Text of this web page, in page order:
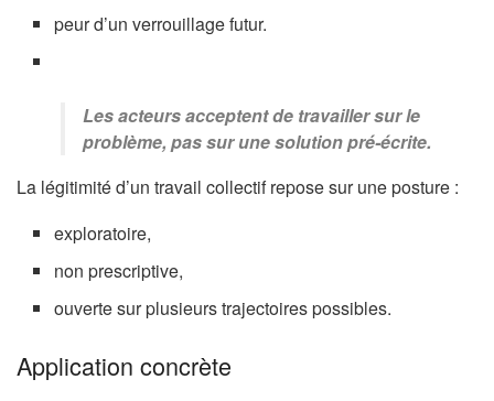
peur d’un verrouillage futur.
Les acteurs acceptent de travailler sur le
problème, pas sur une solution pré-écrite.
La légitimité d’un travail collectif repose sur une posture :
exploratoire,
non prescriptive,
ouverte sur plusieurs trajectoires possibles.
Application concrète